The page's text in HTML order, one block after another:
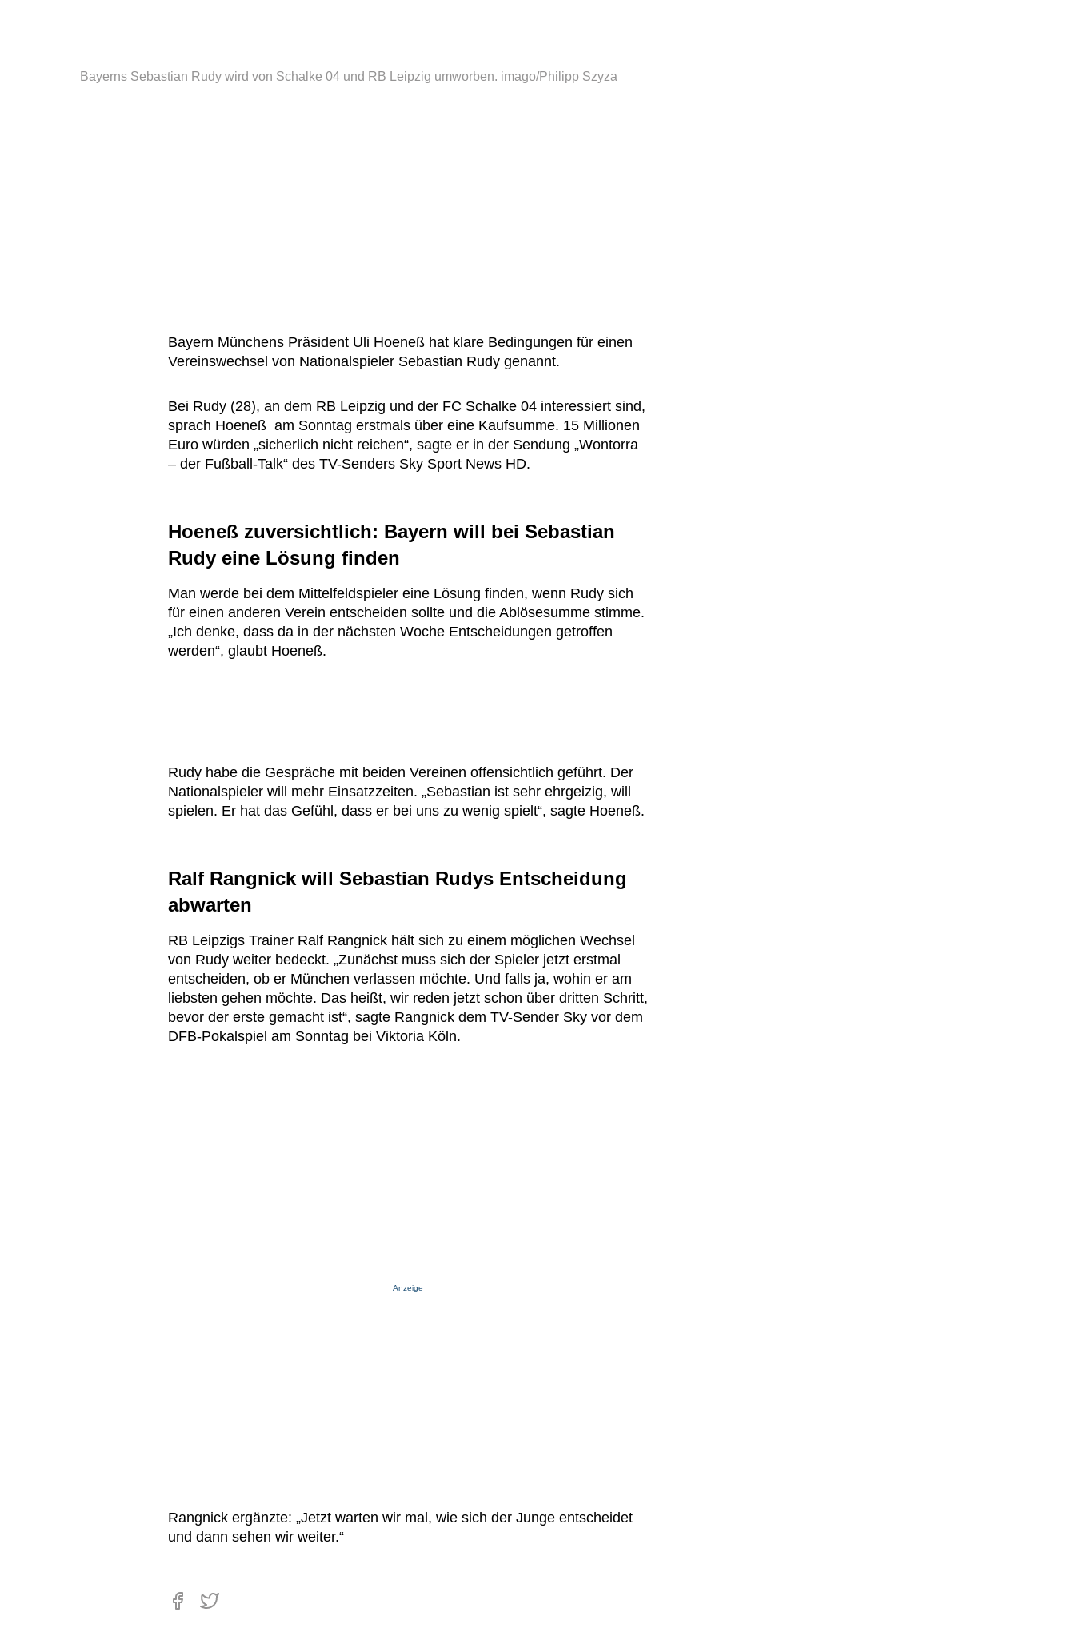
Bayerns Sebastian Rudy wird von Schalke 04 und RB Leipzig umworben. imago/Philipp Szyza
Bayern Münchens Präsident Uli Hoeneß hat klare Bedingungen für einen
Vereinswechsel von Nationalspieler Sebastian Rudy genannt.
Bei Rudy (28), an dem RB Leipzig und der FC Schalke 04 interessiert sind,
sprach Hoeneß am Sonntag erstmals über eine Kaufsumme. 15 Millionen
Euro würden „sicherlich nicht reichen“, sagte er in der Sendung „Wontorra
– der Fußball-Talk“ des TV-Senders Sky Sport News HD.
Hoeneß zuversichtlich: Bayern will bei Sebastian
Rudy eine Lösung finden
Man werde bei dem Mittelfeldspieler eine Lösung finden, wenn Rudy sich
für einen anderen Verein entscheiden sollte und die Ablösesumme stimme.
„Ich denke, dass da in der nächsten Woche Entscheidungen getroffen
werden“, glaubt Hoeneß.
Rudy habe die Gespräche mit beiden Vereinen offensichtlich geführt. Der
Nationalspieler will mehr Einsatzzeiten. „Sebastian ist sehr ehrgeizig, will
spielen. Er hat das Gefühl, dass er bei uns zu wenig spielt“, sagte Hoeneß.
Ralf Rangnick will Sebastian Rudys Entscheidung
abwarten
RB Leipzigs Trainer Ralf Rangnick hält sich zu einem möglichen Wechsel
von Rudy weiter bedeckt. „Zunächst muss sich der Spieler jetzt erstmal
entscheiden, ob er München verlassen möchte. Und falls ja, wohin er am
liebsten gehen möchte. Das heißt, wir reden jetzt schon über dritten Schritt,
bevor der erste gemacht ist“, sagte Rangnick dem TV-Sender Sky vor dem
DFB-Pokalspiel am Sonntag bei Viktoria Köln.
Anzeige
Rangnick ergänzte: „Jetzt warten wir mal, wie sich der Junge entscheidet
und dann sehen wir weiter.“